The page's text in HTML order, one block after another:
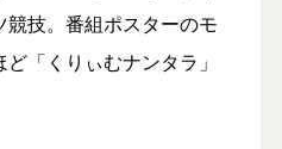
技。番組ポスターのモ
「くりぃむナンタラ」